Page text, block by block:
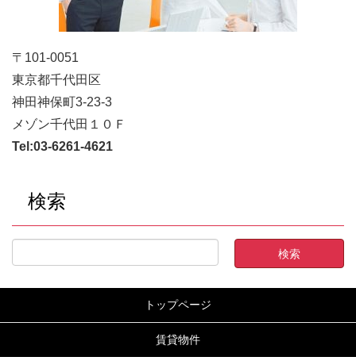
〒101-0051
東京都千代田区
神田神保町3-23-3
メゾン千代田１０Ｆ
Tel:03-6261-4621
検索
トップページ
賃貸物件